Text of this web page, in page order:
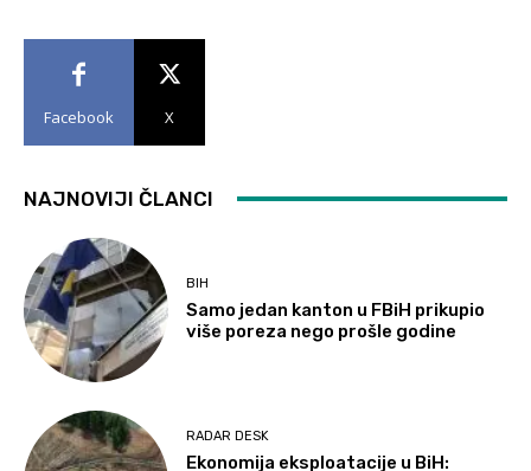
Facebook X
NAJNOVIJI ČLANCI
BIH
Samo jedan kanton u FBiH prikupio
više poreza nego prošle godine
RADAR DESK
Ekonomija eksploatacije u BiH: